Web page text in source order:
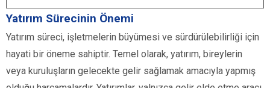
Yatırım Sürecinin Önemi
Yatırım süreci, işletmelerin büyümesi ve sürdürülebilirliği için
hayati bir öneme sahiptir. Temel olarak, yatırım, bireylerin
veya kuruluşların gelecekte gelir sağlamak amacıyla yapmış